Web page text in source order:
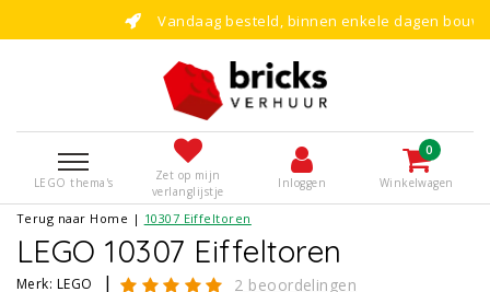
Vandaag besteld, binnen enkele dagen bouwen!
LEGO thema's
Zet op mijn
verlanglijstje
Inloggen
0
Winkelwagen
Terug naar Home | 10307 Eiffeltoren
LEGO 10307 Eiffeltoren
Merk: LEGO | 2 beoordelingen